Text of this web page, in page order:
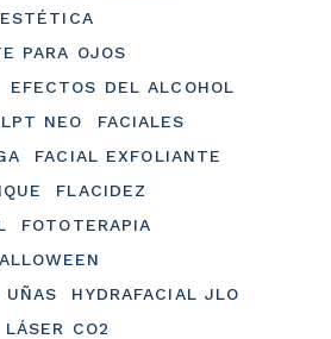
PARA OJOS
EFECTOS DEL ALCOHOL
NEO
FACIALES
FACIAL EXFOLIANTE
FLACIDEZ
FOTOTERAPIA
UÑAS
HYDRAFACIAL JLO
LÁSER CO2